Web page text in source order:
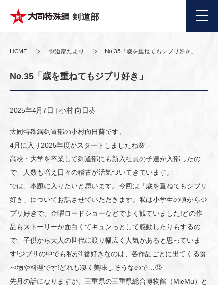
剣道部
HOME 剣道部たより No.35「歳を重ねてもジブリ好き」
No.35「歳を重ねてもジブリ好き」
2025年4月7日 | 小村 向日葵
大同特殊鋼剣道部の小村向日葵です。
4月に入り2025年度がスタートしましたね🌸
高校・大学を卒業して剣道部にも新入社員の子達が入部したの
で、人数も増え日々の稽古が活気づいてきています。
では、本題に入りたいと思います。今回は「歳を重ねてもジブリ
好き」についてお話させていただきます。私は小学生の頃からジ
ブリ好きで、金曜ロードショーなどでよく観ていました!どの作
品もストーリーが面白くてキュンっとして感動したりもするの
で、子供から大人の世代に渡り幅広く人気があると思っていま
す!ジブリの中でも私が1番好きなのは、各作品ごとに出てくる食
べ物や料理です!どれも凄く美味しそうなので…🤤
先月の話になりますが、三重県の三重県総合博物館（MieMu）と